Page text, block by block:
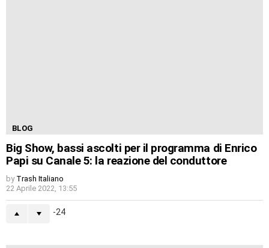
BLOG
Big Show, bassi ascolti per il programma di Enrico
Papi su Canale 5: la reazione del conduttore
by Trash Italiano
22 Aprile 2022, 13:55
-24